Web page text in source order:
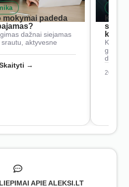
mokymai padeda
dažnai siejamas
aktyvesne
→
Kaip
2026-
APIE ALEKSI.LT